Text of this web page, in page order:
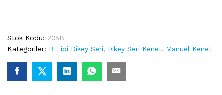
Stok Kodu: 205B
Kategoriler: B Tipi Dikey Seri, Dikey Seri Kenet, Manuel Kenet